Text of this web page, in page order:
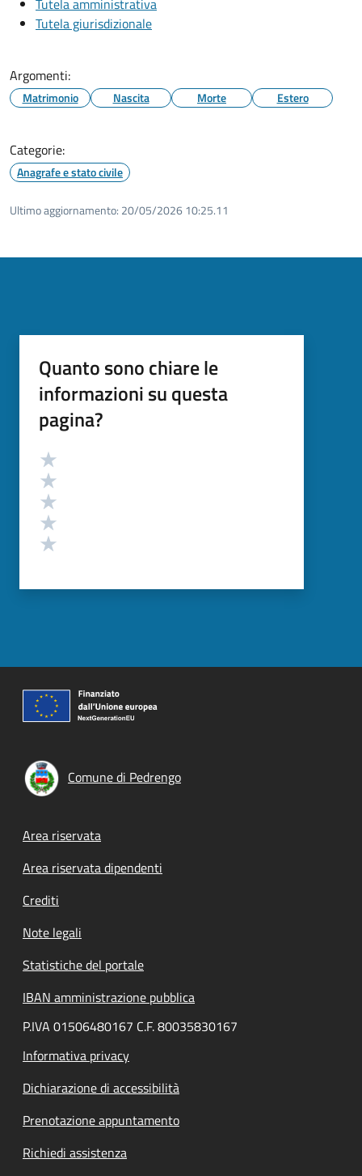
Tutela giurisdizionale
Argomenti:
Matrimonio Nascita Morte Estero
Categorie:
Anagrafe e stato civile
Ultimo aggiornamento: 20/05/2026 10:25.11
Quanto sono chiare le
informazioni su questa
pagina?
Valutazione
Comune di Pedrengo
Footer menu
Area riservata
Area riservata dipendenti
Crediti
Note legali
Statistiche del portale
IBAN amministrazione pubblica
P.IVA 01506480167 C.F. 80035830167
Informativa privacy
Dichiarazione di accessibilità
Prenotazione appuntamento
Richiedi assistenza